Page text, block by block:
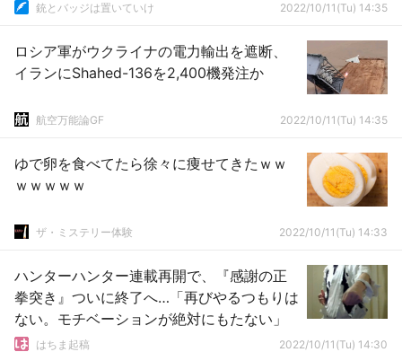
銃とバッジは置いていけ 2022/10/11(Tu) 14:35
ロシア軍がウクライナの電力輸出を遮断、
イランにShahed-136を2,400機発注か
航空万能論GF 2022/10/11(Tu) 14:35
ゆで卵を食べてたら徐々に痩せてきたｗｗ
ｗｗｗｗｗ
ザ・ミステリー体験 2022/10/11(Tu) 14:33
ハンターハンター連載再開で、『感謝の正
拳突き』ついに終了へ…「再びやるつもりは
ない。モチベーションが絶対にもたない」
はちま起稿 2022/10/11(Tu) 14:30